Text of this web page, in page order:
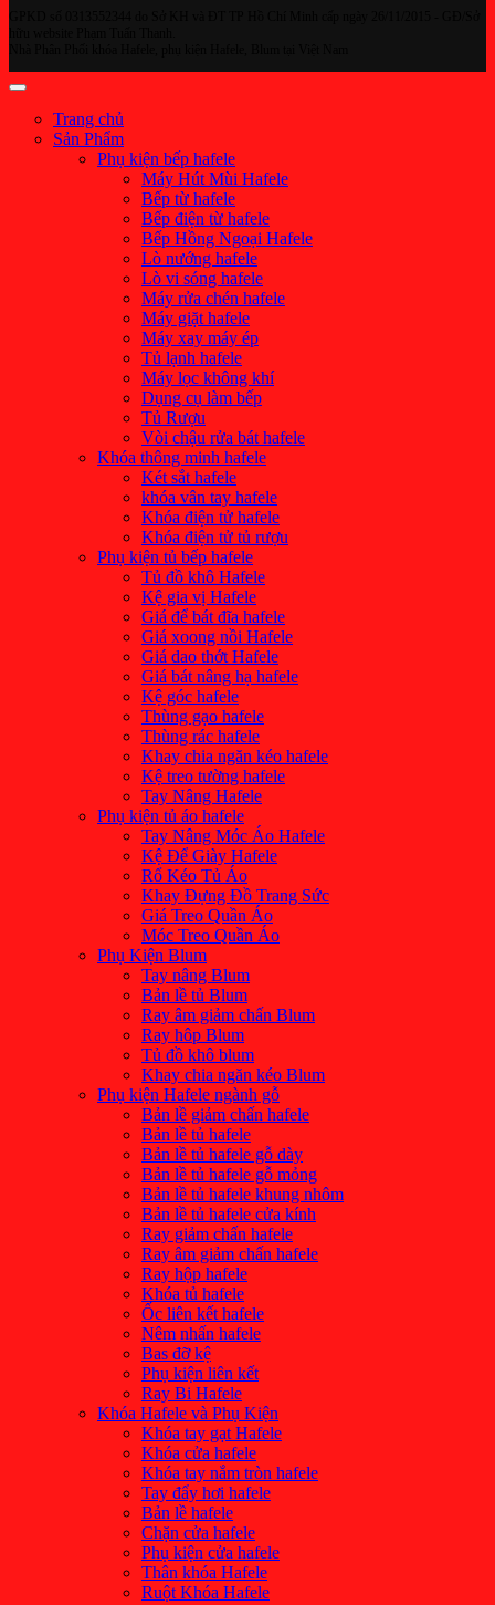
Trang chủ
Sản Phẩm
Phụ kiện bếp hafele
Máy Hút Mùi Hafele
Bếp từ hafele
Bếp điện từ hafele
Bếp Hồng Ngoại Hafele
Lò nướng hafele
Lò vi sóng hafele
Máy rửa chén hafele
Máy giặt hafele
Máy xay máy ép
Tủ lạnh hafele
Máy lọc không khí
Dụng cụ làm bếp
Tủ Rượu
Vòi chậu rửa bát hafele
Khóa thông minh hafele
Két sắt hafele
khóa vân tay hafele
Khóa điện tử hafele
Khóa điện tử tủ rượu
Phụ kiện tủ bếp hafele
Tủ đồ khô Hafele
Kệ gia vị Hafele
Giá để bát đĩa hafele
Giá xoong nồi Hafele
Giá dao thớt Hafele
Giá bát nâng hạ hafele
Kệ góc hafele
Thùng gạo hafele
Thùng rác hafele
Khay chia ngăn kéo hafele
Kệ treo tường hafele
Tay Nâng Hafele
Phụ kiện tủ áo hafele
Tay Nâng Móc Áo Hafele
Kệ Để Giày Hafele
Rổ Kéo Tủ Áo
Khay Đựng Đồ Trang Sức
Giá Treo Quần Áo
Móc Treo Quần Áo
Phụ Kiện Blum
Tay nâng Blum
Bản lề tủ Blum
Ray âm giảm chấn Blum
Ray hôp Blum
Tủ đồ khô blum
Khay chia ngăn kéo Blum
Phụ kiện Hafele ngành gỗ
Bản lề giảm chấn hafele
Bản lề tủ hafele
Bản lề tủ hafele gỗ dày
Bản lề tủ hafele gỗ mỏng
Bản lề tủ hafele khung nhôm
Bản lề tủ hafele cửa kính
Ray giảm chấn hafele
Ray âm giảm chấn hafele
Ray hộp hafele
Khóa tủ hafele
Ốc liên kết hafele
Nêm nhấn hafele
Bas đỡ kệ
Phụ kiện liên kết
Ray Bi Hafele
Khóa Hafele và Phụ Kiện
Khóa tay gạt Hafele
Khóa cửa hafele
Khóa tay nắm tròn hafele
Tay đẩy hơi hafele
Bản lề hafele
Chặn cửa hafele
Phụ kiện cửa hafele
Thân khóa Hafele
Ruột Khóa Hafele